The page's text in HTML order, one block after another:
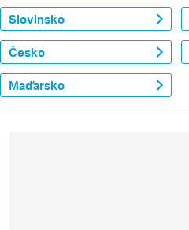
Slovinsko
Česko
Maďarsko